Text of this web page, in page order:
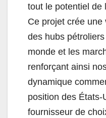
tout le potentiel de
Ce projet crée une
des hubs
monde et les
renforçant ainsi
dynamique
position des États-
fournisseur de